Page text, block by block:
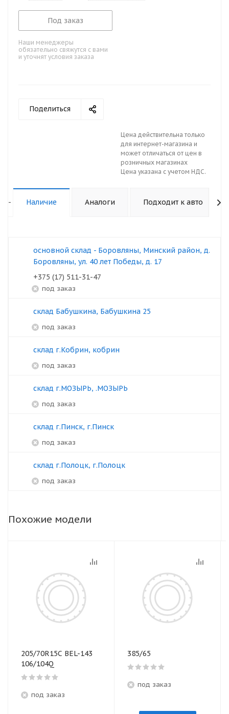
Под заказ
Наши менеджеры
обязательно свяжутся с вами
и уточнят условия заказа
Поделиться
Цена действительна только
для интернет-магазина и
может отличаться от цен в
розничных магазинах
Цена указана с учетом НДС.
- Наличие Аналоги Подходит к авто
основной склад - Боровляны, Минский район, д.
Боровляны, ул. 40 лет Победы, д. 17
+375 (17) 511-31-47
под заказ
склад Бабушкина, Бабушкина 25
под заказ
склад г.Кобрин, кобрин
под заказ
склад г.МОЗЫРЬ, .МОЗЫРЬ
под заказ
склад г.Пинск, г.Пинск
под заказ
склад г.Полоцк, г.Полоцк
под заказ
Похожие модели
205/70R15C BEL-143
106/104Q
под заказ
385/65
под заказ